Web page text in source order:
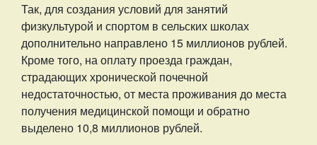
Так, для создания условий для занятий
физкультурой и спортом в сельских школах
дополнительно направлено 15 миллионов рублей.
Кроме того, на оплату проезда граждан,
страдающих хронической почечной
недостаточностью, от места проживания до места
получения медицинской помощи и обратно
выделено 10,8 миллионов рублей.